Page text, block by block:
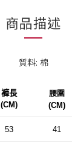
商品描述
質料: 棉
褲長
(CM)
腰圍
(CM)
53 41